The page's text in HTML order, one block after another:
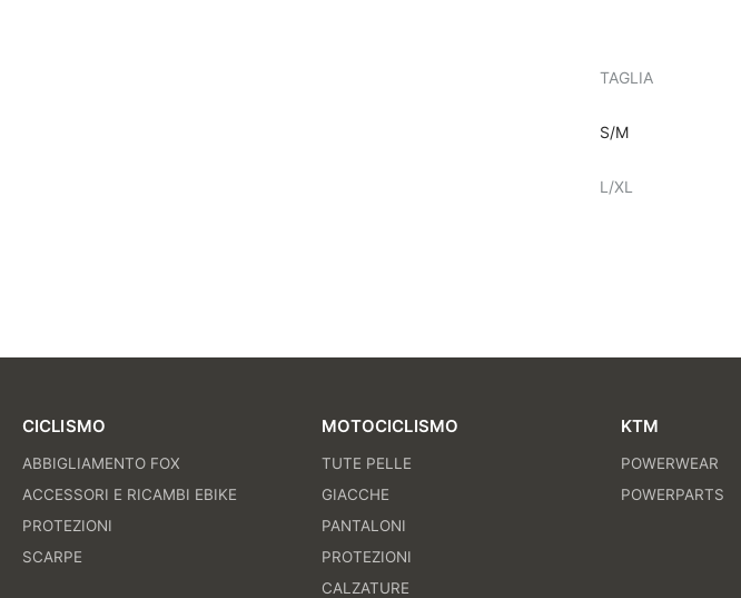
TAGLIA
S/M
L/XL
CICLISMO
ABBIGLIAMENTO FOX
ACCESSORI E RICAMBI EBIKE
PROTEZIONI
SCARPE
MOTOCICLISMO
TUTE PELLE
GIACCHE
PANTALONI
PROTEZIONI
CALZATURE
KTM
POWERWEAR
POWERPARTS